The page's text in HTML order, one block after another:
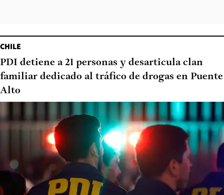
CHILE
PDI detiene a 21 personas y desarticula clan
familiar dedicado al tráfico de drogas en Puente
Alto